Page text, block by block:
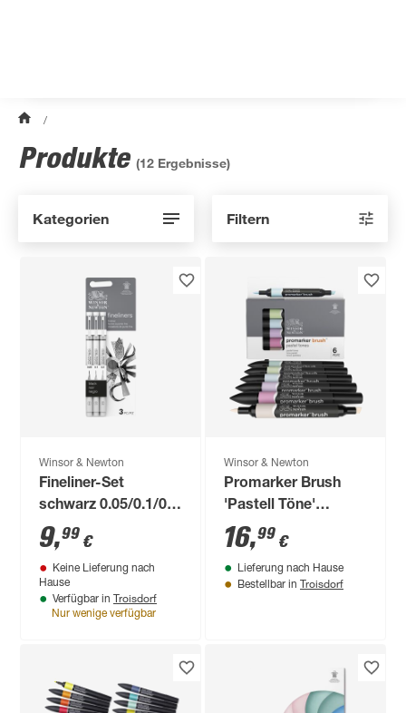
/
Produkte (12 Ergebnisse)
Kategorien Filtern
Winsor & Newton
Fineliner-Set
schwarz 0.05/0.1/0.3
mm
9,99 €
Keine Lieferung nach
Hause
Verfügbar in Troisdorf
Nur wenige verfügbar
Winsor & Newton
Promarker Brush
'Pastell Töne'
mehrfarbig 6er-Set
16,99 €
Lieferung nach Hause
Bestellbar in Troisdorf